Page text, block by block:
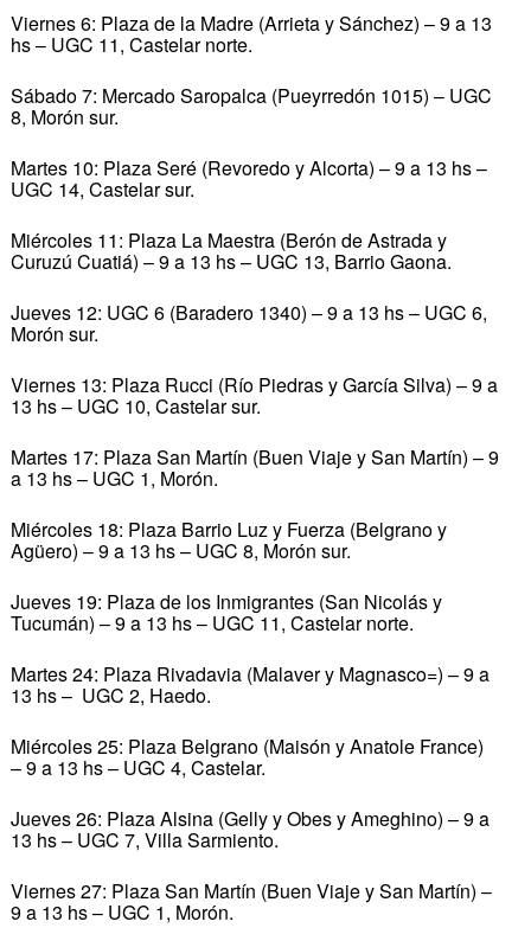
Viernes 6: Plaza de la Madre (Arrieta y Sánchez) – 9 a 13
hs – UGC 11, Castelar norte.
Sábado 7: Mercado Saropalca (Pueyrredón 1015) – UGC
8, Morón sur.
Martes 10: Plaza Seré (Revoredo y Alcorta) – 9 a 13 hs –
UGC 14, Castelar sur.
Miércoles 11: Plaza La Maestra (Berón de Astrada y
Curuzú Cuatiá) – 9 a 13 hs – UGC 13, Barrio Gaona.
Jueves 12: UGC 6 (Baradero 1340) – 9 a 13 hs – UGC 6,
Morón sur.
Viernes 13: Plaza Rucci (Río Piedras y García Silva) – 9 a
13 hs – UGC 10, Castelar sur.
Martes 17: Plaza San Martín (Buen Viaje y San Martín) – 9
a 13 hs – UGC 1, Morón.
Miércoles 18: Plaza Barrio Luz y Fuerza (Belgrano y
Agüero) – 9 a 13 hs – UGC 8, Morón sur.
Jueves 19: Plaza de los Inmigrantes (San Nicolás y
Tucumán) – 9 a 13 hs – UGC 11, Castelar norte.
Martes 24: Plaza Rivadavia (Malaver y Magnasco=) – 9 a
13 hs – UGC 2, Haedo.
Miércoles 25: Plaza Belgrano (Maisón y Anatole France)
– 9 a 13 hs – UGC 4, Castelar.
Jueves 26: Plaza Alsina (Gelly y Obes y Ameghino) – 9 a
13 hs – UGC 7, Villa Sarmiento.
Viernes 27: Plaza San Martín (Buen Viaje y San Martín) –
9 a 13 hs – UGC 1, Morón.